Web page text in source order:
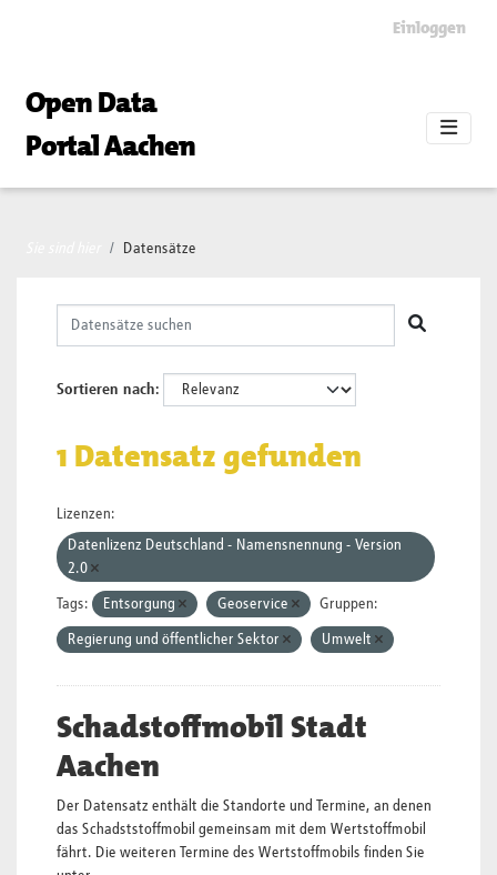
Einloggen
Open Data
Portal Aachen
Datensätze
Sortieren nach
1 Datensatz gefunden
Lizenzen:
Datenlizenz Deutschland - Namensnennung - Version
2.0
Tags: Entsorgung Geoservice Gruppen:
Regierung und öffentlicher Sektor Umwelt
Schadstoffmobil Stadt
Aachen
Der Datensatz enthält die Standorte und Termine, an denen
das Schadststoffmobil gemeinsam mit dem Wertstoffmobil
fährt. Die weiteren Termine des Wertstoffmobils finden Sie